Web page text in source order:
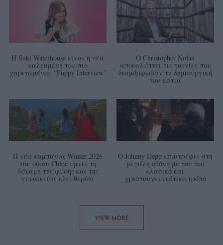
Η Suki Waterhouse είναι η νέα
καλεσμένη του πιο
χαριτωμένου “Puppy Interview”
Ο Christopher Nolan
αποκαλύπτει τις ταινίες που
διαμόρφωσαν τη δημιουργική
του ματιά
Η νέα καμπάνια Winter 2026
του οίκου Chloé υμνεί τη
δύναμη της φύσης και της
γυναικείας ελευθερίας
Ο Johnny Depp επιστρέφει στη
μεγάλη οθόνη με τον πιο
κλασικό και
χριστουγεννιάτικο τρόπο
VIEW MORE